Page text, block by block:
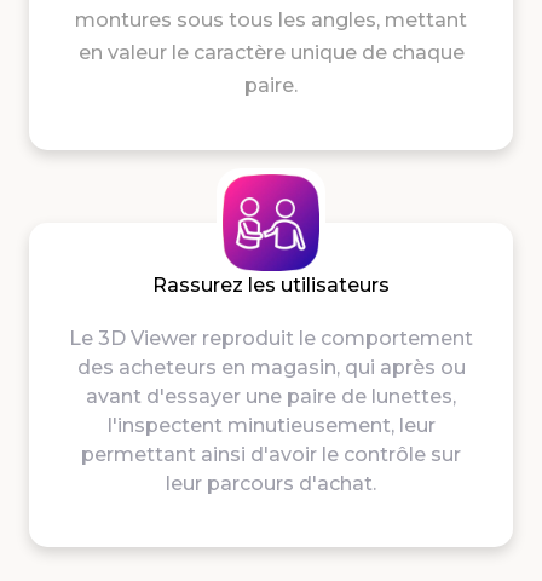
montures sous tous les angles, mettant
en valeur le caractère unique de chaque
paire.
Rassurez les utilisateurs
Le 3D Viewer reproduit le comportement
des acheteurs en magasin, qui après ou
avant d'essayer une paire de lunettes,
l'inspectent minutieusement, leur
permettant ainsi d'avoir le contrôle sur
leur parcours d'achat.